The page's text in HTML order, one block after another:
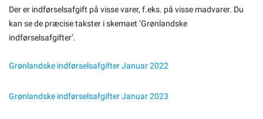
Der er indførselsafgift på visse varer, f.eks. på visse madvarer. Du
kan se de præcise takster i skemaet ’Grønlandske
indførselsafgifter’.
Grønlandske indførselsafgifter Januar 2022
Grønlandske indførselsafgifter Januar 2023